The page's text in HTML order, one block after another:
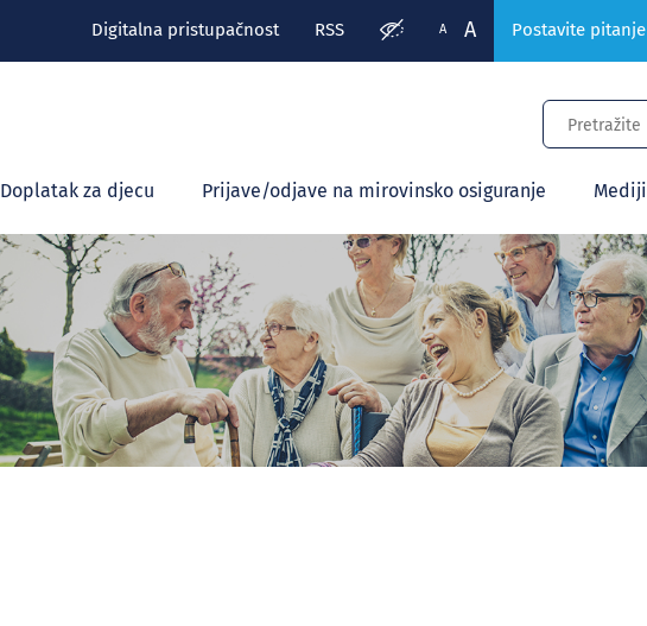
Digitalna pristupačnost RSS A A Postavite pitanje
Doplatak za djecu Prijave/odjave na mirovinsko osiguranje Mediji